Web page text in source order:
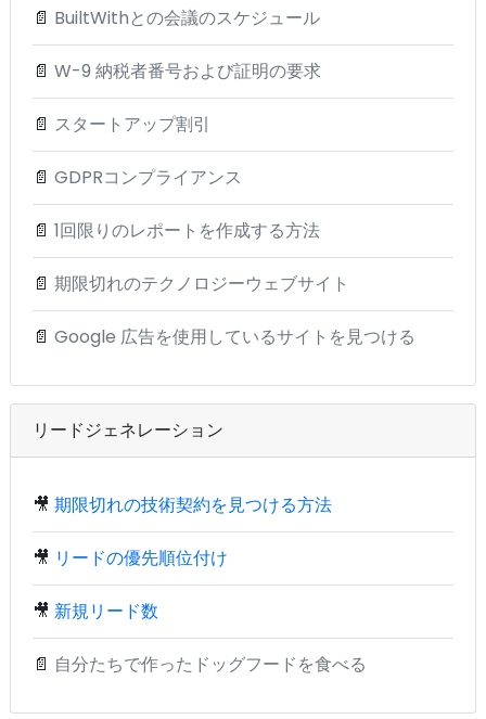
📄 BuiltWithとの会議のスケジュール
📄 W-9 納税者番号および証明の要求
📄 スタートアップ割引
📄 GDPRコンプライアンス
📄 1回限りのレポートを作成する方法
📄 期限切れのテクノロジーウェブサイト
📄 Google 広告を使用しているサイトを見つける
リードジェネレーション
🎥 期限切れの技術契約を見つける方法
🎥 リードの優先順位付け
🎥 新規リード数
📄 自分たちで作ったドッグフードを食べる